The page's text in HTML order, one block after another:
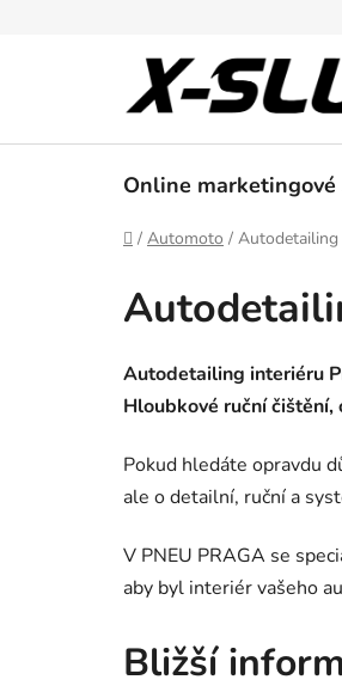
Online marketingové
Domů
/ Automoto / Autodetailing
Autodetailing interiéru
Hloubkové ruční
Pokud hledáte opravdu
ale o detailní, ruční a
V PNEU PRAGA se
aby byl interiér vašeho
Bližší